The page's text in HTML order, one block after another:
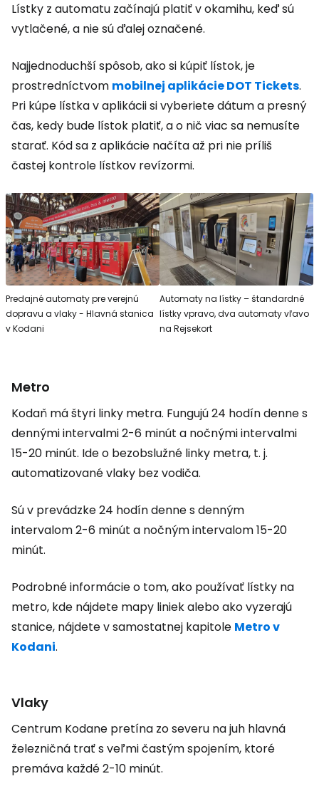
Lístky z automatu začínajú platiť v okamihu, keď sú
vytlačené, a nie sú ďalej označené.
Najjednoduchší spôsob, ako si kúpiť lístok, je
prostredníctvom mobilnej aplikácie DOT Tickets.
Pri kúpe lístka v aplikácii si vyberiete dátum a presný
čas, kedy bude lístok platiť, a o nič viac sa nemusíte
starať. Kód sa z aplikácie načíta až pri nie príliš
častej kontrole lístkov revízormi.
Predajné automaty pre verejnú
dopravu a vlaky - Hlavná stanica
v Kodani
Automaty na lístky – štandardné
lístky vpravo, dva automaty vľavo
na Rejsekort
Metro
Kodaň má štyri linky metra. Fungujú 24 hodín denne s
dennými intervalmi 2-6 minút a nočnými intervalmi
15-20 minút. Ide o bezobslužné linky metra, t. j.
automatizované vlaky bez vodiča.
Sú v prevádzke 24 hodín denne s denným
intervalom 2-6 minút a nočným intervalom 15-20
minút.
Podrobné informácie o tom, ako používať lístky na
metro, kde nájdete mapy liniek alebo ako vyzerajú
stanice, nájdete v samostatnej kapitole Metro v
Kodani.
Vlaky
Centrum Kodane pretína zo severu na juh hlavná
železničná trať s veľmi častým spojením, ktoré
premáva každé 2-10 minút.